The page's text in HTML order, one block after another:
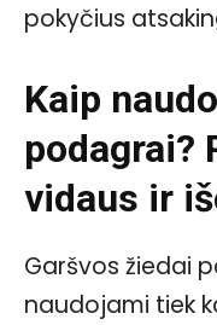
pokyčius
Kaip
podagrai?
vidaus ir
Garšvos žiedai
naudojami tiek